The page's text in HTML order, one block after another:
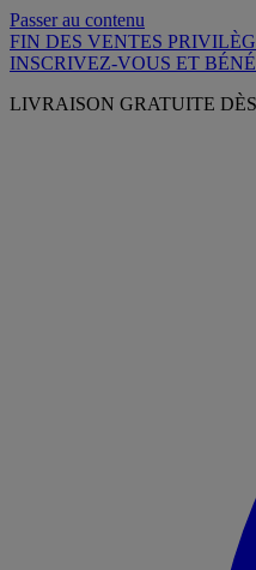
Passer au contenu
FIN DES VENTES
INSCRIVEZ-VOUS ET
LIVRAISON GRATUITE